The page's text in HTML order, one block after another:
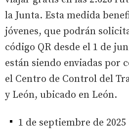
la Junta. Esta medida
jóvenes, que podrán
código QR desde el 1 de
están siendo enviadas por
el Centro de Control del
y León, ubicado en León.
1 de septiembre de 2025